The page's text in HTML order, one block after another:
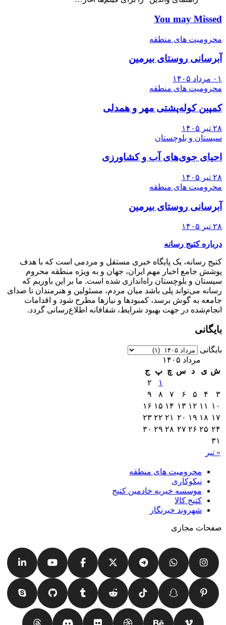
You may Missed
محرومیت های منطقه
آبرسانی روستای بیرمین
۰۱ مرداد ۱۴۰۵
محرومیت های منطقه
کمپین کوله‌پشتی مهر و همدلی
۲۸ تیر ۱۴۰۵
سیستان و بلوچستان
احیای جوی‌های آب و کشاورزی
۲۸ تیر ۱۴۰۵
محرومیت های منطقه
آبرسانی روستای بیرمین
۲۸ تیر ۱۴۰۵
درباره کتیج رسانه
کتیج رسانه، یک پایگاه خبری مستقل و مردمی است که با هدف
پوشش جامع اخبار مهم ایران، جهان و به ویژه منطقه محروم
سیستان و بلوچستان راه‌اندازی شده است. ما بر این باوریم که
رسانه می‌تواند پلی باشد میان مردم، مسئولین و هنرمندان تا صدای
جامعه به گوش برسد، کمبودها و نیازها مطرح شود و اقدامات
انجام‌شده در جهت بهبود شرایط، شفافانه اطلاع‌رسانی گردد.
بایگانی
بایگانی
مرداد ۱۴۰۵
ش ی د س چ پ ج
« تیر
۱
۲
۳
۴ ۵ ۶ ۷ ۸
۹
۱۰
۱۱ ۱۲ ۱۳ ۱۴ ۱۵ ۱۶
۱۷ ۱۸ ۱۹ ۲۰ ۲۱ ۲۲ ۲۳
۲۴ ۲۵ ۲۶ ۲۷ ۲۸ ۲۹ ۳۰
۳۱
محرومیت های منطقه
نیکوکاری
موسسه خیریه خادمین کتیج
کتیج کالا
شهروند خبرنگار
صفحات مجازی